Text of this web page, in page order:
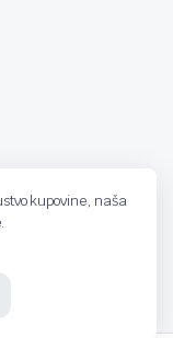
kupovine, naša